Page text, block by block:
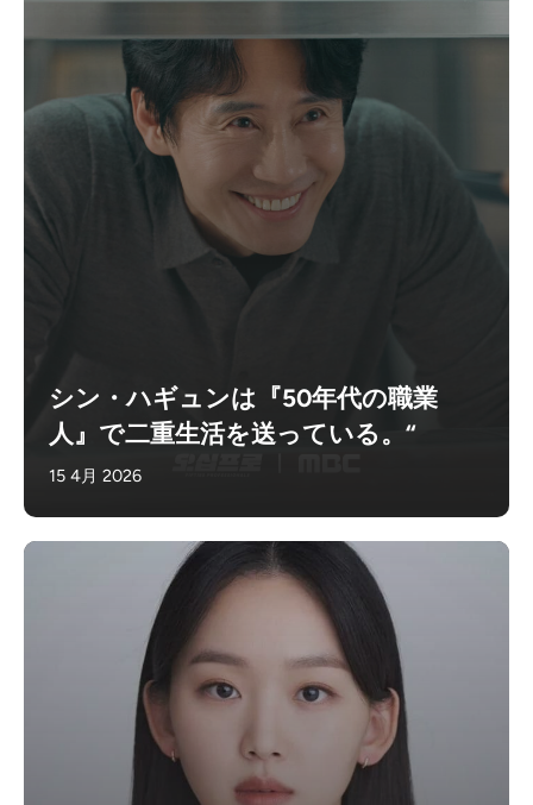
シン・ハギュンは『50年代の職業
人』で二重生活を送っている。“
15 4月 2026